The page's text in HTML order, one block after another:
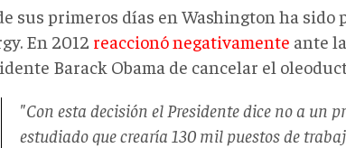
sus primeros días en Washington ha sido
En 2012 reaccionó negativamente ante
Barack Obama de cancelar el
"Con esta decisión el Presidente dice no a un
estudiado que crearía 130 mil puestos de